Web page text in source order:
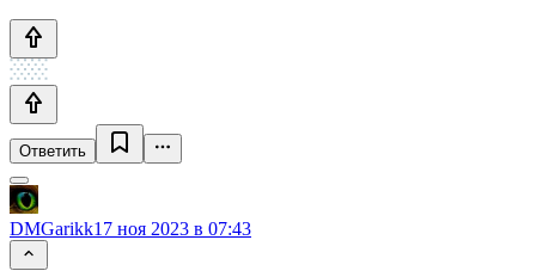
Ответить
DMGarikk17 ноя 2023 в 07:43